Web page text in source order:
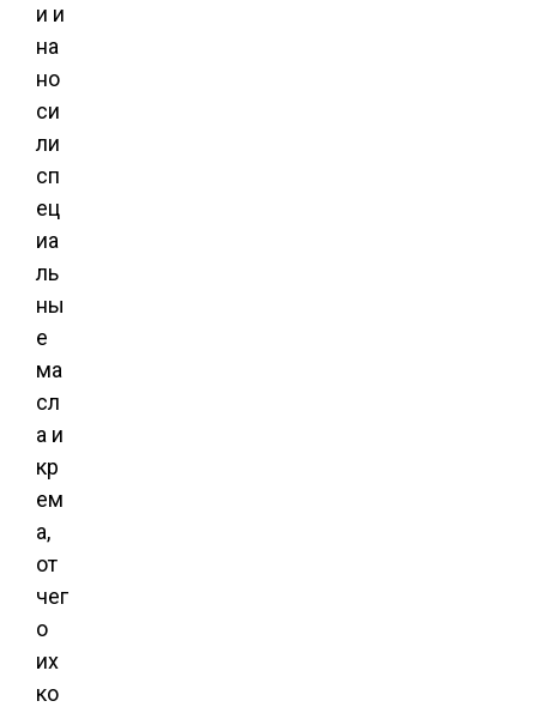
и и
на
но
си
ли
сп
ец
иа
ль
ны
е
ма
сл
а и
кр
ем
а,
от
чег
о
их
ко